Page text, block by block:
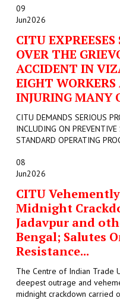
09
Jun2026
CITU EXPREESES
OVER THE
ACCIDENT IN
EIGHT
INJURING MANY
CITU DEMANDS SERIOUS
INCLUDING ON
STANDARD OPERATING
08
Jun2026
CITU
Midnight
Jadavpur and
Bengal; Salutes
Resistance...
The Centre of Indian Trade
deepest outrage and
midnight crackdown carried